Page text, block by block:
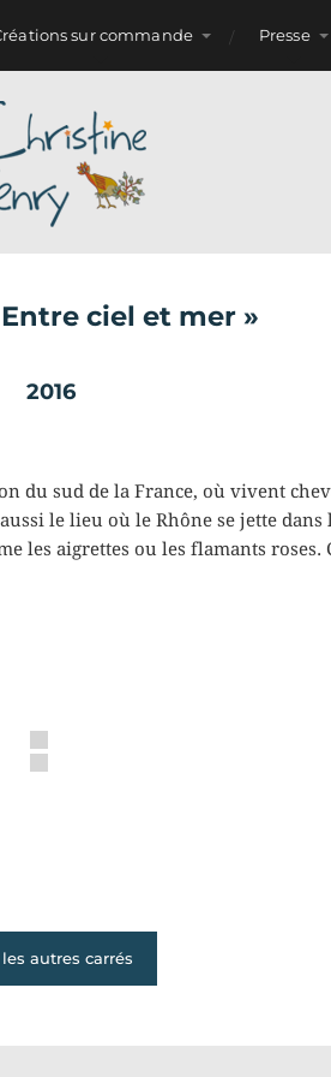
sur commande Presse
ciel et mer »
2016
du sud de la France, où vivent
le lieu où le Rhône se jette dans
aigrettes ou les flamants roses.
autres carrés